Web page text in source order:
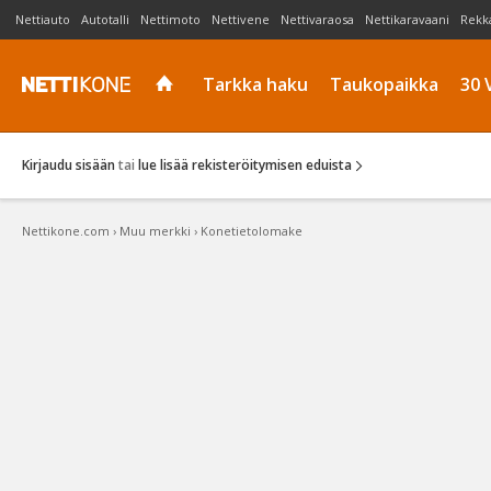
Nettiauto Autotalli Nettimoto Nettivene Nettivaraosa Nettikaravaani
Tarkka haku Taukopaikka 30
Kirjaudu sisään tai lue lisää rekisteröitymisen eduista
Nettikone.com › Muu merkki › Konetietolomake